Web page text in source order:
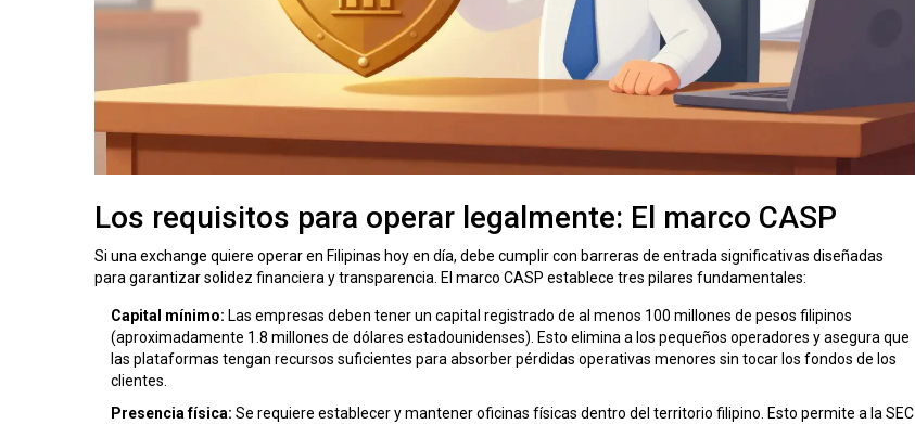
Los requisitos para operar legalmente: El marco CASP
Si una exchange quiere operar en Filipinas hoy en día, debe cumplir con barreras de entrada significativas diseñadas
para garantizar solidez financiera y transparencia. El marco CASP establece tres pilares fundamentales:
Capital mínimo: Las empresas deben tener un capital registrado de al menos 100 millones de pesos filipinos
(aproximadamente 1.8 millones de dólares estadounidenses). Esto elimina a los pequeños operadores y asegura que
las plataformas tengan recursos suficientes para absorber pérdidas operativas menores sin tocar los fondos de los
clientes.
Presencia física: Se requiere establecer y mantener oficinas físicas dentro del territorio filipino. Esto permite a la SEC